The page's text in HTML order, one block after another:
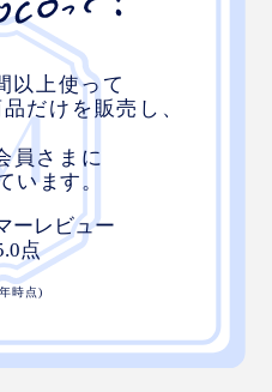
る必要があるパソコン
ター、タッチペン、ボー
まる。
ついて、すぐにメモを書き
ペンをとり出せる「クイッ
に入っています。